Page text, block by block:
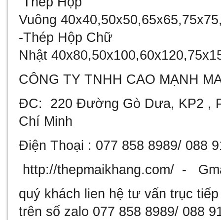
Vuông
-Thép Hộp Chữ
Nhật
CÔNG TY TNHH CAO MẠNH
ĐC: 220 Đường Gò Dưa, KP2 ,
Chí Minh
Điện Thoại : 077 858 8989/ 088
http://thepmaikhang.com/ -
quý khách lien hệ tư vấn trục
trên số zalo 077 858 8989/ 088